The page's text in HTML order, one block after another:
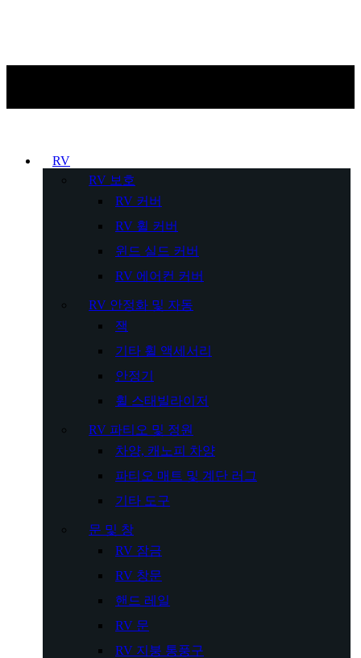
RV
RV 보호
RV 커버
RV 휠 커버
윈드 실드 커버
RV 에어컨 커버
RV 안정화 및 자동
잭
기타 휠 액세서리
안정기
휠 스태빌라이저
RV 파티오 및 정원
차양, 캐노피 차양
파티오 매트 및 계단 러그
기타 도구
문 및 창
RV 잠금
RV 창문
핸드 레일
RV 문
RV 지붕 통풍구